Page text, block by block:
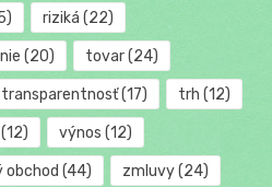
riziká (22)
(20) tovar(24)
transparentnosť(17) trh (12)
výnos (12)
obchod (44) zmluvy(24)